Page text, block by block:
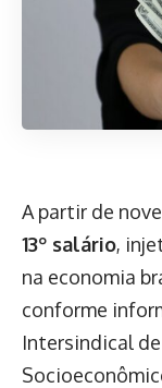
A partir de
13º salário,
na economia
conforme
Intersindical